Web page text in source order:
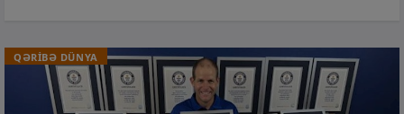
QƏRİBƏ DÜNYA